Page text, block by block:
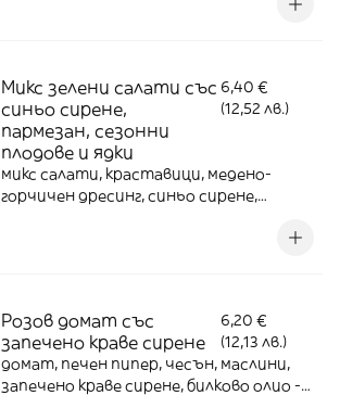
Микс зелени салати със
синьо сирене,
пармезан, сезонни
плодове и ядки
6,40 €
(12,52 лв.)
микс салати, краставици, медено-
горчичен дресинг, синьо сирене,
Розов домат със
запечено краве сирене
6,20 €
(12,13 лв.)
домат, печен пипер, чесън, маслини,
запечено краве сирене, билково олио -